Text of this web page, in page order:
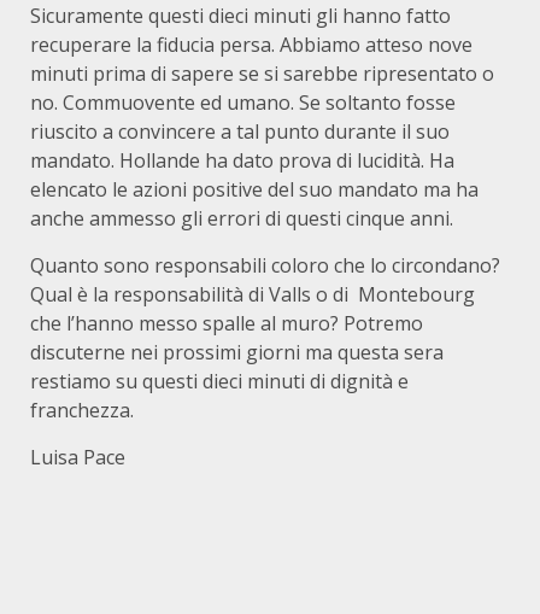
Sicuramente questi dieci minuti gli hanno fatto
recuperare la fiducia persa. Abbiamo atteso nove
minuti prima di sapere se si sarebbe ripresentato o
no. Commuovente ed umano. Se soltanto fosse
riuscito a convincere a tal punto durante il suo
mandato. Hollande ha dato prova di lucidità. Ha
elencato le azioni positive del suo mandato ma ha
anche ammesso gli errori di questi cinque anni.
Quanto sono responsabili coloro che lo circondano?
Qual è la responsabilità di Valls o di Montebourg
che l’hanno messo spalle al muro? Potremo
discuterne nei prossimi giorni ma questa sera
restiamo su questi dieci minuti di dignità e
franchezza.
Luisa Pace